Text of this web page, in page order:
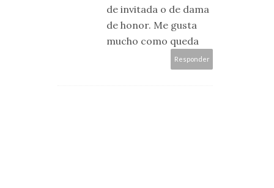
de invitada o de dama
de honor. Me gusta
mucho como queda
Responder